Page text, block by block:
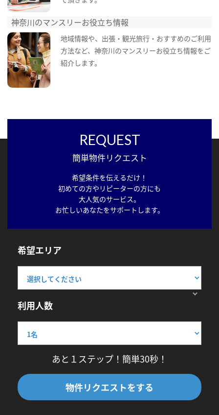
神奈川のマンスリーお役立ち情報
地域情報や、出張・観光旅行・おすすめのご利用
方法など、神奈川のマンスリーお役立ち情報をご
紹介します。
REQUEST
簡単物件リクエスト
希望条件を伝えるだけ！
初めての方やリピーターの方にも
大人気のサービス。
お忙しいあなたをサポートします。
希望エリア
利用人数
あと１ステップ！簡単30秒！
物件リクエストをする